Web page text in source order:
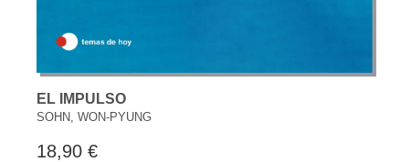
EL IMPULSO
SOHN, WON-PYUNG
18,90 €